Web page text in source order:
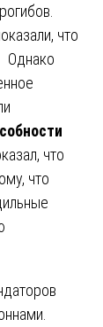
что
Однако
что
что